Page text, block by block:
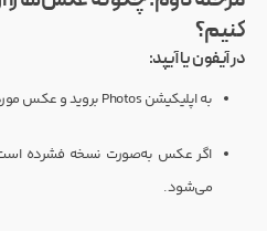
کنیم؟
در آیفون یا آیپد:
به اپلیکیشن Photos بروید و عکس مورد نظر را باز کنید.
اگر عکس به‌صورت نسخه فشرده
می‌شود.